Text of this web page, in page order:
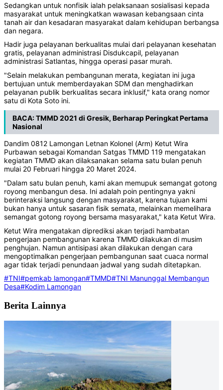
Sedangkan untuk nonfisik ialah pelaksanaan sosialisasi kepada
masyarakat untuk meningkatkan wawasan kebangsaan cinta
tanah air dan kesadaran masyarakat dalam kehidupan berbangsa
dan negara.
Hadir juga pelayanan berkualitas mulai dari pelayanan kesehatan
gratis, pelayanan administrasi Disdukcapil, pelayanan
administrasi Satlantas, hingga operasi pasar murah.
"Selain melakukan pembangunan merata, kegiatan ini juga
bertujuan untuk memberdayakan SDM dan menghadirkan
pelayanan publik berkualitas secara inklusif," kata orang nomor
satu di Kota Soto ini.
BACA:TMMD 2021 di Gresik, Berharap Peringkat Pertama
Nasional
Dandim 0812 Lamongan Letnan Kolonel (Arm) Ketut Wira
Purbawan sebagai Komandan Satgas TMMD 119 mengatakan
kegiatan TMMD akan dilaksanakan selama satu bulan penuh
mulai 20 Februari hingga 20 Maret 2024.
"Dalam satu bulan penuh, kami akan memupuk semangat gotong
royong menbangun desa. Ini adalah poin pentingnya yakni
berinteraksi langsung dengan masyarakat, karena tujuan kami
bukan hanya untuk sasaran fisik semata, melainkan memelihara
semangat gotong royong bersama masyarakat," kata Ketut Wira.
Ketut Wira mengatakan diprediksi akan terjadi hambatan
pengerjaan pembangunan karena TMMD dilakukan di musim
penghujan. Namun antisipasi akan dilakukan dengan cara
mengoptimalkan pengerjaan pembangunan saat cuaca normal
agar tidak terjadi penundaan jadwal yang sudah ditetapkan.
#TNI#pemkab lamongan#TMMD#TNI Manunggal Membangun
Desa#Kodim Lamongan
Berita Lainnya